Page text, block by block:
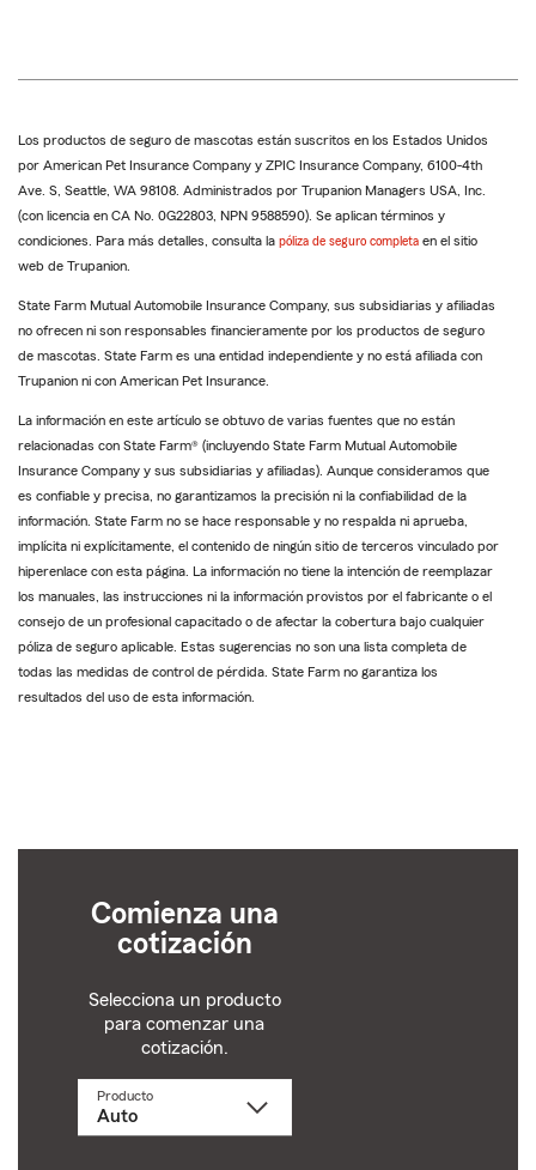
Los productos de seguro de mascotas están suscritos en los Estados Unidos
por American Pet Insurance Company y ZPIC Insurance Company, 6100-4th
Ave. S, Seattle, WA 98108. Administrados por Trupanion Managers USA, Inc.
(con licencia en CA No. 0G22803, NPN 9588590). Se aplican términos y
condiciones. Para más detalles, consulta la póliza de seguro completa en el sitio
web de Trupanion.
State Farm Mutual Automobile Insurance Company, sus subsidiarias y afiliadas
no ofrecen ni son responsables financieramente por los productos de seguro
de mascotas. State Farm es una entidad independiente y no está afiliada con
Trupanion ni con American Pet Insurance.
La información en este artículo se obtuvo de varias fuentes que no están
relacionadas con State Farm® (incluyendo State Farm Mutual Automobile
Insurance Company y sus subsidiarias y afiliadas). Aunque consideramos que
es confiable y precisa, no garantizamos la precisión ni la confiabilidad de la
información. State Farm no se hace responsable y no respalda ni aprueba,
implícita ni explícitamente, el contenido de ningún sitio de terceros vinculado por
hiperenlace con esta página. La información no tiene la intención de reemplazar
los manuales, las instrucciones ni la información provistos por el fabricante o el
consejo de un profesional capacitado o de afectar la cobertura bajo cualquier
póliza de seguro aplicable. Estas sugerencias no son una lista completa de
todas las medidas de control de pérdida. State Farm no garantiza los
resultados del uso de esta información.
Comienza una
cotización
Selecciona un producto
para comenzar una
cotización.
ProductoSelecciona